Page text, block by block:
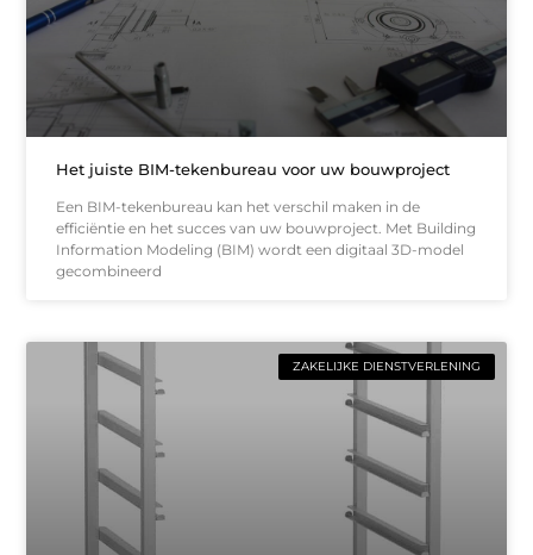
Het juiste BIM-tekenbureau voor uw bouwproject
Een BIM-tekenbureau kan het verschil maken in de
efficiëntie en het succes van uw bouwproject. Met Building
Information Modeling (BIM) wordt een digitaal 3D-model
gecombineerd
ZAKELIJKE DIENSTVERLENING